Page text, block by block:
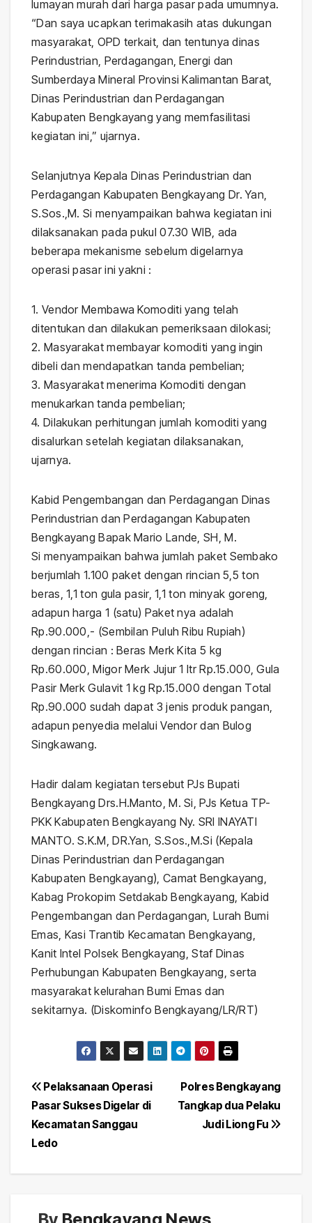
lumayan murah dari harga pasar pada umumnya.
“Dan saya ucapkan terimakasih atas dukungan
masyarakat, OPD terkait, dan tentunya dinas
Perindustrian, Perdagangan, Energi dan
Sumberdaya Mineral Provinsi Kalimantan Barat,
Dinas Perindustrian dan Perdagangan
Kabupaten Bengkayang yang memfasilitasi
kegiatan ini,” ujarnya.
Selanjutnya Kepala Dinas Perindustrian dan
Perdagangan Kabupaten Bengkayang Dr. Yan,
S.Sos.,M. Si menyampaikan bahwa kegiatan ini
dilaksanakan pada pukul 07.30 WIB, ada
beberapa mekanisme sebelum digelarnya
operasi pasar ini yakni :
1. Vendor Membawa Komoditi yang telah
ditentukan dan dilakukan pemeriksaan dilokasi;
2. Masyarakat membayar komoditi yang ingin
dibeli dan mendapatkan tanda pembelian;
3. Masyarakat menerima Komoditi dengan
menukarkan tanda pembelian;
4. Dilakukan perhitungan jumlah komoditi yang
disalurkan setelah kegiatan dilaksanakan,
ujarnya.
Kabid Pengembangan dan Perdagangan Dinas
Perindustrian dan Perdagangan Kabupaten
Bengkayang Bapak Mario Lande, SH, M.
Si menyampaikan bahwa jumlah paket Sembako
berjumlah 1.100 paket dengan rincian 5,5 ton
beras, 1,1 ton gula pasir, 1,1 ton minyak goreng,
adapun harga 1 (satu) Paket nya adalah
Rp.90.000,- (Sembilan Puluh Ribu Rupiah)
dengan rincian : Beras Merk Kita 5 kg
Rp.60.000, Migor Merk Jujur 1 ltr Rp.15.000, Gula
Pasir Merk Gulavit 1 kg Rp.15.000 dengan Total
Rp.90.000 sudah dapat 3 jenis produk pangan,
adapun penyedia melalui Vendor dan Bulog
Singkawang.
Hadir dalam kegiatan tersebut PJs Bupati
Bengkayang Drs.H.Manto, M. Si, PJs Ketua TP-
PKK Kabupaten Bengkayang Ny. SRI INAYATI
MANTO. S.K.M, DR.Yan, S.Sos.,M.Si (Kepala
Dinas Perindustrian dan Perdagangan
Kabupaten Bengkayang), Camat Bengkayang,
Kabag Prokopim Setdakab Bengkayang, Kabid
Pengembangan dan Perdagangan, Lurah Bumi
Emas, Kasi Trantib Kecamatan Bengkayang,
Kanit Intel Polsek Bengkayang, Staf Dinas
Perhubungan Kabupaten Bengkayang, serta
masyarakat kelurahan Bumi Emas dan
sekitarnya. (Diskominfo Bengkayang/LR/RT)
Navigasi
pos
Polres Bengkayang
Tangkap dua Pelaku
Judi Liong Fu
Pelaksanaan Operasi
Pasar Sukses Digelar di
Kecamatan Sanggau
Ledo
By Bengkayang News